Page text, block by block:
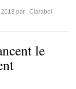
2013 par
Clarabel
le